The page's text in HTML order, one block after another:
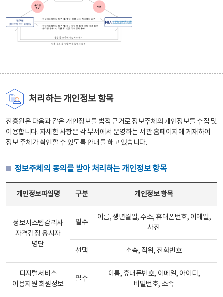
처리하는 개인정보 항목
진흥원은 다음과 같은 개인정보를 법적 근거로 정보주체의 개인정보를 수집 및
이용합니다. 자세한 사항은 각 부서에서 운영하는 서관 홈페이지에 게재하여
정보 주체가 확인할 수 있도록 안내를 하고 있습니다.
정보주체의 동의를 받아 처리하는 개인정보 항목
개인정보파일명 구분 개인정보 항목
정보시스템감리사
자격검정 응시자
명단
필수
이름, 생년월일, 주소, 휴대폰번호, 이메일,
사진
선택 소속, 직위, 전화번호
디지털서비스
이용지원 회원정보
필수
이름, 휴대폰번호, 이메일, 아이디,
비밀번호, 소속